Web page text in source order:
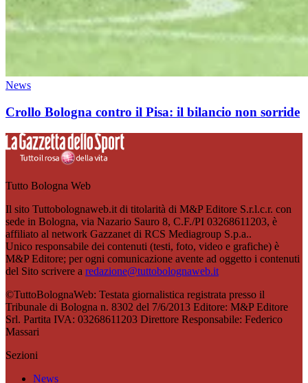
News
Crollo Bologna contro il Pisa: il bilancio non sorride
Tutto Bologna Web
Il sito Tuttobolognaweb.it di titolarità di M&P Editore S.r.l.c.r. con
sede in Bologna, via Nazario Sauro 8, C.F./PI 03268611203, è
affiliato al network Gazzanet di RCS Mediagroup S.p.a..
Unico responsabile dei contenuti (testi, foto, video e grafiche) è
M&P Editore; per ogni comunicazione avente ad oggetto i contenuti
del Sito scrivere a redazione@tuttobolognaweb.it
©TuttoBolognaWeb: Testata giornalistica registrata presso il
Tribunale di Bologna n. 8302 del 7/6/2013 Editore: M&P Editore
Srl. Partita IVA: 03268611203 Direttore Responsabile: Federico
Massari
Sezioni
News